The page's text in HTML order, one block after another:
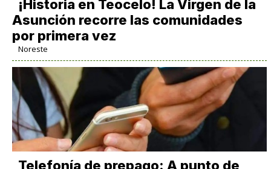
​¡Historia en Teocelo! La Virgen de la
Asunción recorre las comunidades
por primera vez
Noreste
Telefonía de prepago: A punto de